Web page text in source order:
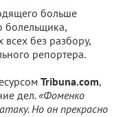
больше
болельщика,
без разбору,
репортера.
Tribuna.com,
дел.«Фоменко
Но он прекрасно